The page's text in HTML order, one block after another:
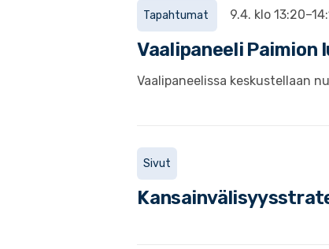
Tapahtumat 9.4. klo
Vaalipaneeli Paimion
Vaalipaneelissa keskustellaan
Sivut